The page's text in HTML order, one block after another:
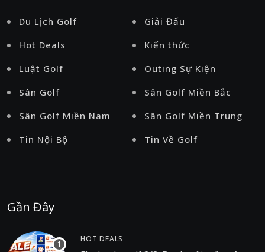
Du Lịch Golf
Giải Đấu
Hot Deals
Kiến thức
Luật Golf
Outing Sự Kiện
Sân Golf
Sân Golf Miền Bắc
Sân Golf Miền Nam
Sân Golf Miền Trung
Tin Nội Bộ
Tin Về Golf
Gần Đây
HOT DEALS